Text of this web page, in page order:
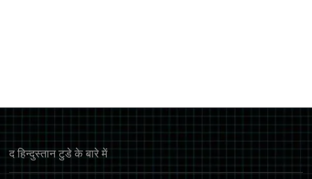
द हिन्‍दुस्‍तान टुडे के बारे में